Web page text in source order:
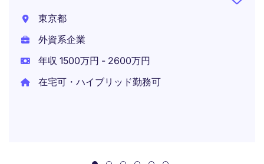
東京都
外資系企業
年収 1500万円 - 2600万円
在宅可・ハイブリッド勤務可